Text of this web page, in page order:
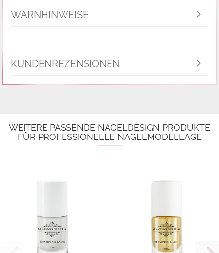
WARNHINWEISE
KUNDENREZENSIONEN
WEITERE PASSENDE NAGELDESIGN PRODUKTE
FÜR PROFESSIONELLE NAGELMODELLAGE